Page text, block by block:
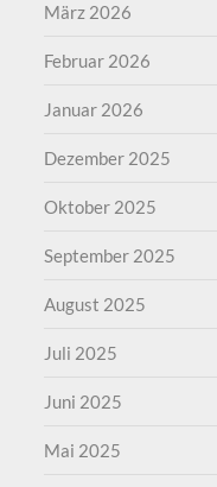
März 2026
Februar 2026
Januar 2026
Dezember 2025
Oktober 2025
September 2025
August 2025
Juli 2025
Juni 2025
Mai 2025